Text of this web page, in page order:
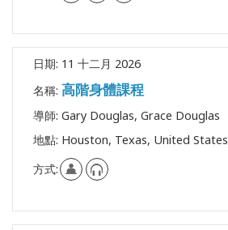
日期: 11 十二月 2026
名稱: 高階身體課程
導師: Gary Douglas, Grace Douglas
地點: Houston, Texas, United States
方式: